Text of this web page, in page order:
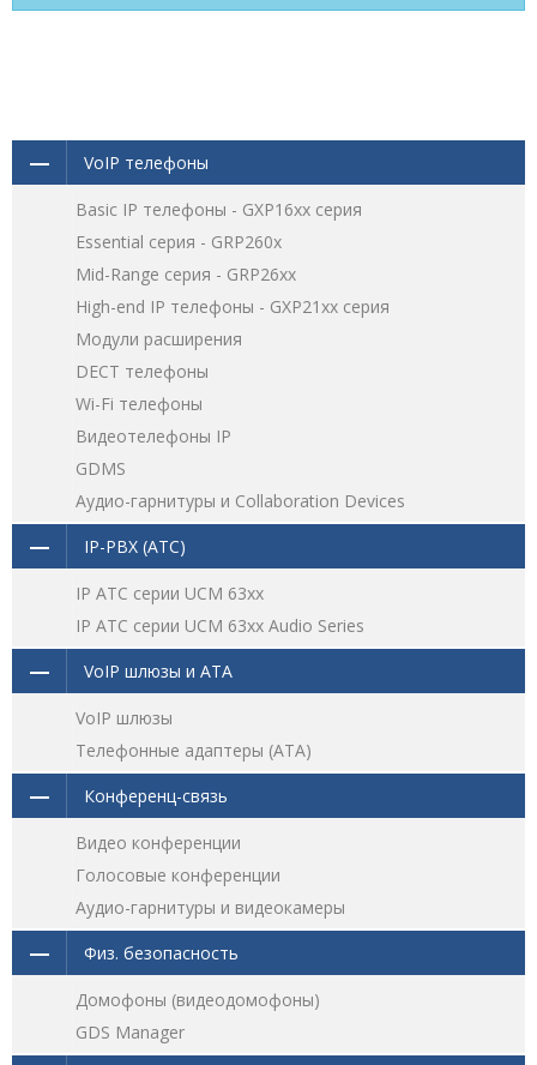
VoIP телефоны
Basic IP телефоны - GXP16хх серия
Essential серия - GRP260x
Mid-Range серия - GRP26xx
High-end IP телефоны - GXP21хх серия
Модули расширения
DECT телефоны
Wi-Fi телефоны
Видеотелефоны IP
GDMS
Аудио-гарнитуры и Collaboration Devices
IP-PBX (АТС)
IP АТС серии UCM 63xx
IP АТС серии UCM 63xx Audio Series
VoIP шлюзы и ATA
VoIP шлюзы
Телефонные адаптеры (ATA)
Конференц-связь
Видео конференции
Голосовые конференции
Аудио-гарнитуры и видеокамеры
Физ. безопасность
Домофоны (видеодомофоны)
GDS Manager